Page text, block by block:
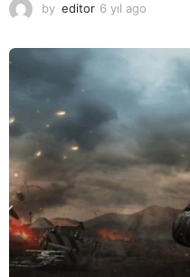
by editor 6 yıl ago
o